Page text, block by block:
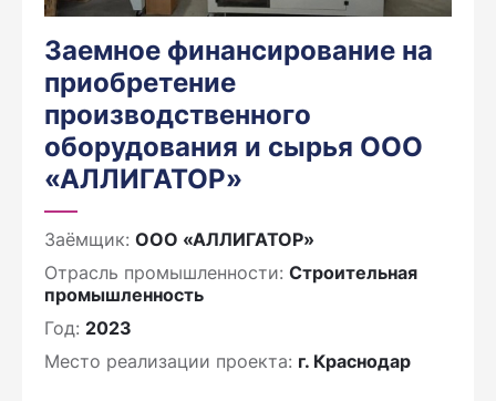
Заемное финансирование на
приобретение
производственного
оборудования и сырья ООО
«АЛЛИГАТОР»
Заёмщик: ООО «АЛЛИГАТОР»
Отрасль промышленности: Строительная
промышленность
Год: 2023
Место реализации проекта: г. Краснодар